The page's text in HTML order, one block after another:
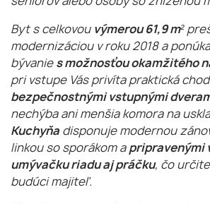
Byt s celkovou výmerou 61,9 m²
modernizáciou v roku 2018 a
bývanie s možnosťou okamžitého
pri vstupe Vás privíta praktická
bezpečnostnými vstupnými
nechýba ani menšia komora na
Kuchyňa disponuje modernou
linkou so sporákom a pripravenými
umývačku riadu aj práčku, čo
budúci majiteľ.